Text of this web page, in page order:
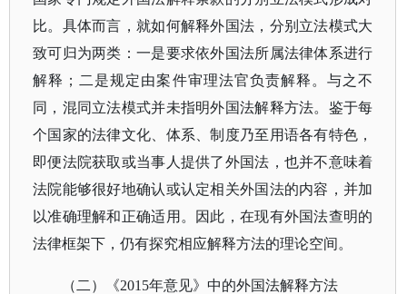
比。具体而言，就如何解释外国法，分别立法模式大
致可归为两类：一是要求依外国法所属法律体系进行
解释；二是规定由案件审理法官负责解释。与之不
同，混同立法模式并未指明外国法解释方法。鉴于每
个国家的法律文化、体系、制度乃至用语各有特色，
即便法院获取或当事人提供了外国法，也并不意味着
法院能够很好地确认或认定相关外国法的内容，并加
以准确理解和正确适用。因此，在现有外国法查明的
法律框架下，仍有探究相应解释方法的理论空间。
（二） 《2015年意见》中的外国法解释方法